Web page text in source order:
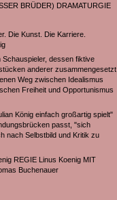
BRÜDER) DRAMATURGIE
Die Kunst. Die Karriere.
Schauspieler, dessen fiktive
anderer zusammengesetzt
Weg zwischen Idealismus
Freiheit und Opportunismus
König einfach großartig spielt"
passt, "sich
nach Selbstbild und Kritik zu
REGIE Linus Koenig MIT
Buchenauer